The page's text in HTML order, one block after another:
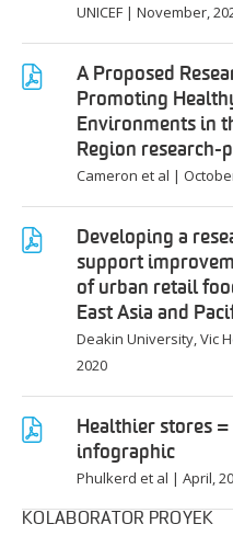
UNICEF | November,
A Proposed
Promoting
Environments in
Region research-
Cameron et al |
Developing a
support
of urban retail
East Asia and
Deakin University, Vic
2020
Healthier stores
infographic
Phulkerd et al | April,
KOLABORATOR PROYEK